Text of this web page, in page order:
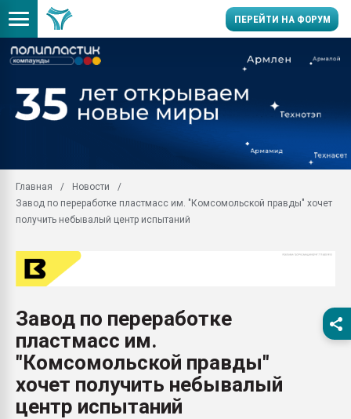
ПЕРЕЙТИ НА ФОРУМ
производство SPC
заводу пластмасс"
28.07.2026
ситуацией на
Всё, что касается
бутылок
Главная
Новости
Завод по переработке пластмасс им. "Комсомольской правды" хочет
получить небывалый центр испытаний
Завод по переработке
пластмасс им.
"Комсомольской правды"
хочет получить небывалый
центр испытаний